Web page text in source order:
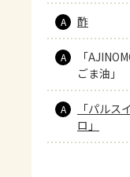
A 酢
A
「
ごま油」
A
「パルス
ロ」